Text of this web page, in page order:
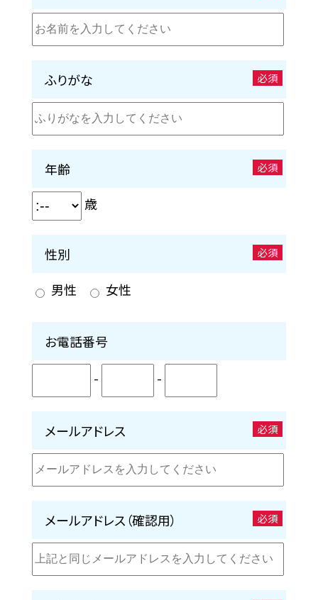
ふりがな 必須
年齢 必須
歳
性別 必須
男性 女性
お電話番号
- -
メールアドレス 必須
メールアドレス（確認用） 必須